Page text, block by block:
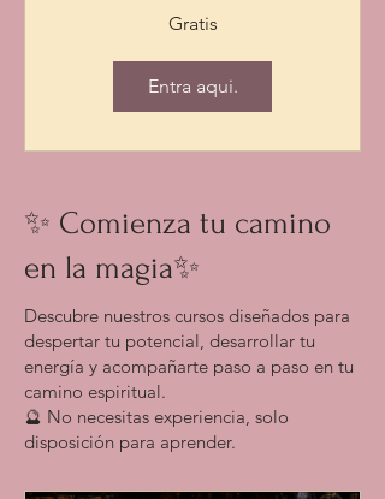
Gratis
Entra aqui.
✨ Comienza tu camino
en la magia✨
Descubre nuestros cursos diseñados para
despertar tu potencial, desarrollar tu
energía y acompañarte paso a paso en tu
camino espiritual.
🔮 No necesitas experiencia, solo
disposición para aprender.